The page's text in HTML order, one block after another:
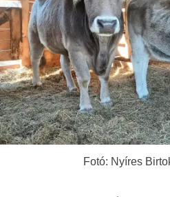
Fotó: Nyíres